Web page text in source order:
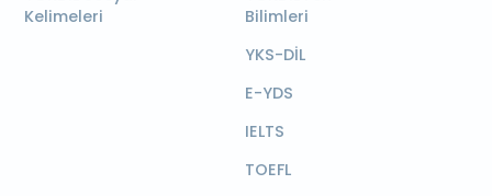
Kelimeleri
Bilimleri
YKS-DİL
E-YDS
IELTS
TOEFL